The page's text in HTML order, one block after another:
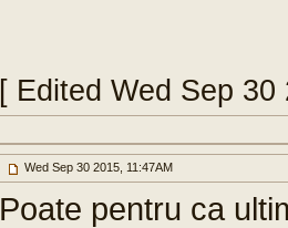
[ Edited Wed Sep
Wed Sep 30 2015, 11:47AM
Poate pentru ca